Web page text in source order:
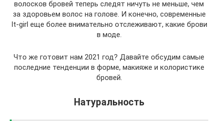
волосков бровей теперь следят ничуть не меньше, чем
за здоровьем волос на голове. И конечно, современные
It-girl еще более внимательно отслеживают, какие брови
в моде.
Что же готовит нам 2021 год? Давайте обсудим самые
последние тенденции в форме, макияже и колористике
бровей.
Натуральность